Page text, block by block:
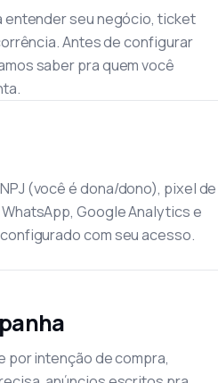
entender seu negócio, ticket
Antes de configurar
saber pra quem você
(você é dona/dono), pixel de
Google Analytics e
com seu acesso.
por intenção de compra,